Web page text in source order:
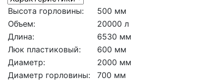
Высота горловины:
500 мм
Объем:
20000 л
Длина:
6530 мм
Люк пластиковый:
600 мм
Диаметр:
2000 мм
Диаметр горловины:
700 мм